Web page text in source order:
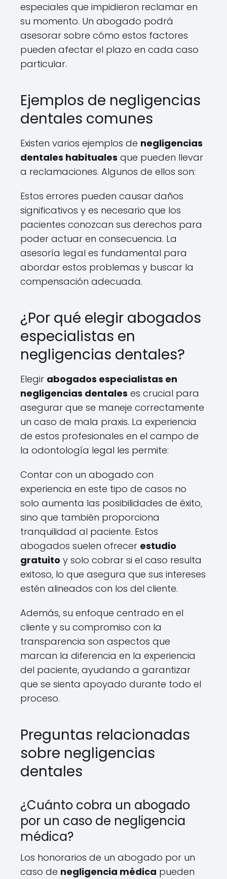
especiales que impidieron reclamar en
su momento. Un abogado podrá
asesorar sobre cómo estos factores
pueden afectar el plazo en cada caso
particular.
Ejemplos de negligencias
dentales comunes
Existen varios ejemplos de negligencias
dentales habituales que pueden llevar
a reclamaciones. Algunos de ellos son:
Estos errores pueden causar daños
significativos y es necesario que los
pacientes conozcan sus derechos para
poder actuar en consecuencia. La
asesoría legal es fundamental para
abordar estos problemas y buscar la
compensación adecuada.
¿Por qué elegir abogados
especialistas en
negligencias dentales?
Elegir abogados especialistas en
negligencias dentales es crucial para
asegurar que se maneje correctamente
un caso de mala praxis. La experiencia
de estos profesionales en el campo de
la odontología legal les permite:
Contar con un abogado con
experiencia en este tipo de casos no
solo aumenta las posibilidades de éxito,
sino que también proporciona
tranquilidad al paciente. Estos
abogados suelen ofrecer estudio
gratuito y solo cobrar si el caso resulta
exitoso, lo que asegura que sus intereses
estén alineados con los del cliente.
Además, su enfoque centrado en el
cliente y su compromiso con la
transparencia son aspectos que
marcan la diferencia en la experiencia
del paciente, ayudando a garantizar
que se sienta apoyado durante todo el
proceso.
Preguntas relacionadas
sobre negligencias
dentales
¿Cuánto cobra un abogado
por un caso de negligencia
médica?
Los honorarios de un abogado por un
caso de negligencia médica pueden